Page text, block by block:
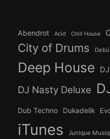
Abendrot Acid Chill House
City of Drums
Deep House
DJ Nasty Deluxe
Dub Techno Dukadelik
iTunes Junique